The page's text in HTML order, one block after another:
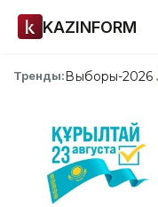
KAZINFORM
Тренды:Выборы-2026